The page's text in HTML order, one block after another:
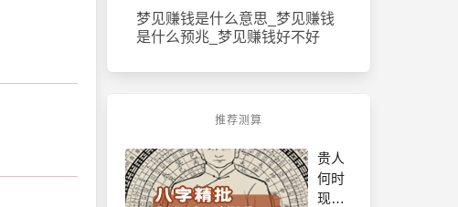
梦见赚钱是什么意思_梦见赚钱
是什么预兆_梦见赚钱好不好
推荐测算
贵人
何时
现，